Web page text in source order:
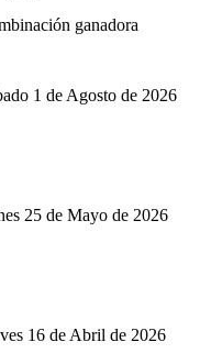
ganadora
1 de Agosto de 2026
25 de Mayo de 2026
16 de Abril de 2026